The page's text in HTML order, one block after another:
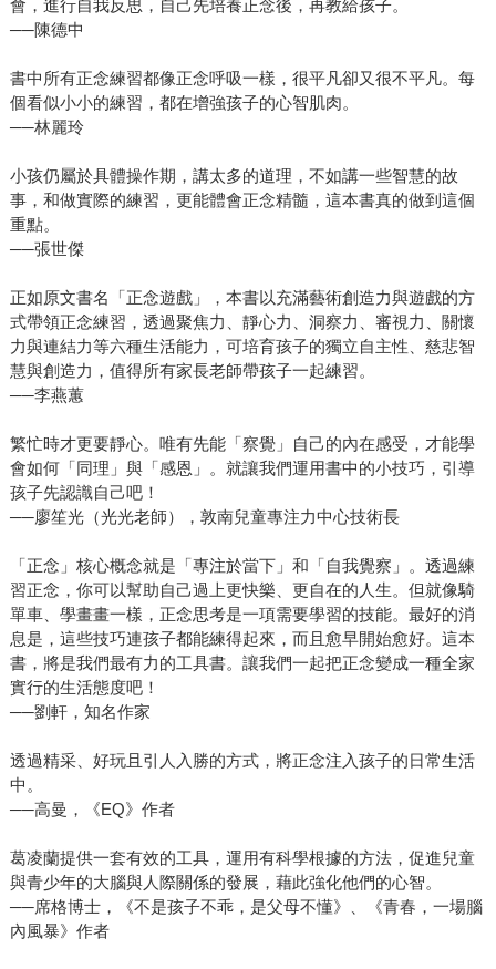
會，進行自我反思，自己先培養正念後，再教給孩子。
──陳德中
書中所有正念練習都像正念呼吸一樣，很平凡卻又很不平凡。每
個看似小小的練習，都在增強孩子的心智肌肉。
──林麗玲
小孩仍屬於具體操作期，講太多的道理，不如講一些智慧的故
事，和做實際的練習，更能體會正念精髓，這本書真的做到這個
重點。
──張世傑
正如原文書名「正念遊戲」，本書以充滿藝術創造力與遊戲的方
式帶領正念練習，透過聚焦力、靜心力、洞察力、審視力、關懷
力與連結力等六種生活能力，可培育孩子的獨立自主性、慈悲智
慧與創造力，值得所有家長老師帶孩子一起練習。
──李燕蕙
繁忙時才更要靜心。唯有先能「察覺」自己的內在感受，才能學
會如何「同理」與「感恩」。就讓我們運用書中的小技巧，引導
孩子先認識自己吧！
──廖笙光（光光老師），敦南兒童專注力中心技術長
「正念」核心概念就是「專注於當下」和「自我覺察」。透過練
習正念，你可以幫助自己過上更快樂、更自在的人生。但就像騎
單車、學畫畫一樣，正念思考是一項需要學習的技能。最好的消
息是，這些技巧連孩子都能練得起來，而且愈早開始愈好。這本
書，將是我們最有力的工具書。讓我們一起把正念變成一種全家
實行的生活態度吧！
──劉軒，知名作家
透過精采、好玩且引人入勝的方式，將正念注入孩子的日常生活
中。
──高曼，《EQ》作者
葛凌蘭提供一套有效的工具，運用有科學根據的方法，促進兒童
與青少年的大腦與人際關係的發展，藉此強化他們的心智。
──席格博士，《不是孩子不乖，是父母不懂》、《青春，一場腦
內風暴》作者